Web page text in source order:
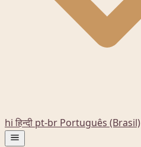
hi हिन्दी pt-br Português (Brasil)